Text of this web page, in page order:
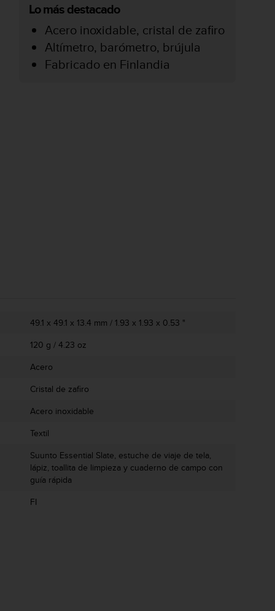
Lo más destacado
Acero inoxidable, cristal de zafiro
Altímetro, barómetro, brújula
Fabricado en Finlandia
49.1 x 49.1 x 13.4 mm / 1.93 x 1.93 x 0.53 "
120 g / 4.23 oz
Acero
Cristal de zafiro
Acero inoxidable
Textil
Suunto Essential Slate, estuche de viaje de tela,
lápiz, toallita de limpieza y cuaderno de campo con
guía rápida
FI